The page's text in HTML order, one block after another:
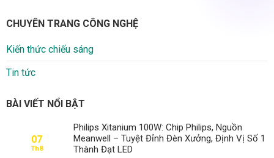
CHUYÊN TRANG CÔNG NGHỆ
Kiến thức chiếu sáng
Tin tức
BÀI VIẾT NỔI BẬT
07
Th8
Philips Xitanium 100W: Chip Philips, Nguồn
Meanwell – Tuyệt Đỉnh Đèn Xưởng, Định Vị Số 1
Thành Đạt LED